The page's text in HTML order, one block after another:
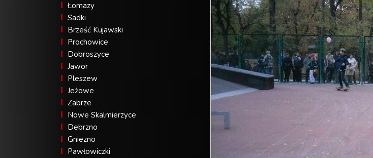
Łomazy
Sadki
Brześć Kujawski
Prochowice
Dobroszyce
Jawor
Pleszew
Jeżowe
Zabrze
Nowe Skalmierzyce
Debrzno
Gniezno
Pawłowiczki